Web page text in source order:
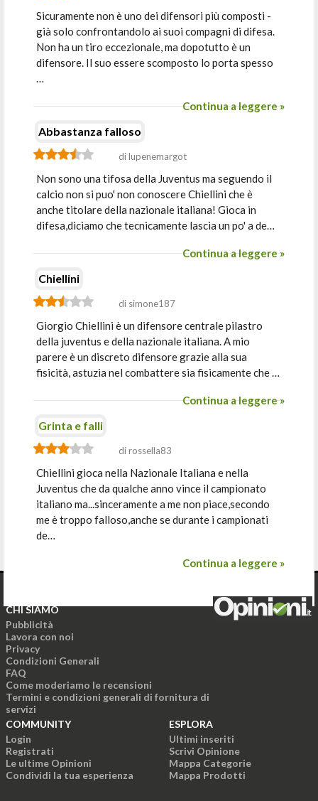
Sicuramente non è uno dei difensori più composti -
già solo confrontandolo ai suoi compagni di difesa.
Non ha un tiro eccezionale, ma dopotutto è un
difensore. Il suo essere scomposto lo porta spesso
…
Continua a leggere »
Abbastanza falloso
di lupenemargot
Non sono una tifosa della Juventus ma seguendo il
calcio non si puo' non conoscere Chiellini che è
anche titolare della nazionale italiana! Gioca in
difesa,diciamo che tecnicamente lascia un po' a de…
Continua a leggere »
Chiellini
di simone187
Giorgio Chiellini è un difensore centrale pilastro
della juventus e della nazionale italiana. A mio
parere è un discreto difensore grazie alla sua
fisicità, astuzia nel combattere sia fisicamente che …
Continua a leggere »
Grinta e falli
di rossella83
Chiellini gioca nella Nazionale Italiana e nella
Juventus che da qualche anno vince il campionato
italiano ma...sinceramente a me non piace,secondo
me è troppo falloso,anche se durante i campionati
de…
Continua a leggere »
CHI SIAMO
Pubblicità
Lavora con noi
Privacy
Condizioni Generali
FAQ
Come moderiamo le recensioni
Termini e condizioni generali di fornitura di
servizi
COMMUNITY
Login
Registrati
Le ultime Opinioni
Condividi la tua esperienza
ESPLORA
Ultimi inseriti
Scrivi Opinione
Mappa Categorie
Mappa Prodotti